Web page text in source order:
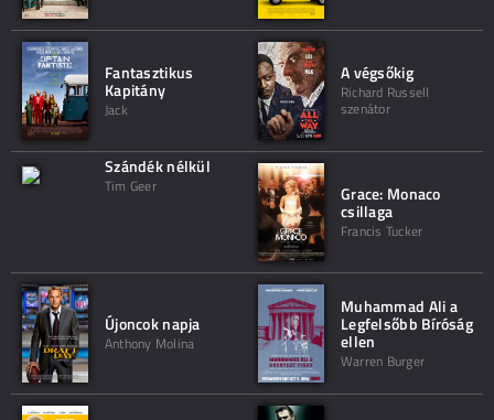
Fantasztikus
Kapitány
Jack
A végsőkig
Richard Russell
szenátor
Szándék nélkül
Tim Geer Grace: Monaco
csillaga
Francis Tucker
Újoncok napja
Anthony Molina
Muhammad Ali a
Legfelsőbb Bíróság
ellen
Warren Burger